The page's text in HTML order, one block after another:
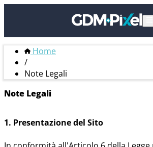
Home
/
Note Legali
Note Legali
1. Presentazione del Sito